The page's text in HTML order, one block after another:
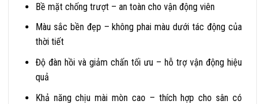
Bề mặt chống trượt – an toàn cho vận động viên
Màu sắc bền đẹp – không phai màu dưới tác động của
thời tiết
Độ đàn hồi và giảm chấn tối ưu – hỗ trợ vận động hiệu
quả
Khả năng chịu mài mòn cao – thích hợp cho sân có